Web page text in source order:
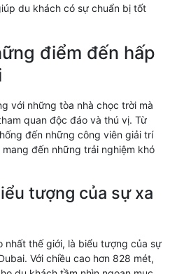
du khách có sự chuẩn bị tốt
điểm đến hấp
với những tòa nhà chọc trời mà
quan độc đáo và thú vị. Từ
đến những công viên giải trí
đến những trải nghiệm khó
tượng của sự xa
nhất thế giới, là biểu tượng của sự
Với chiều cao hơn 828 mét,